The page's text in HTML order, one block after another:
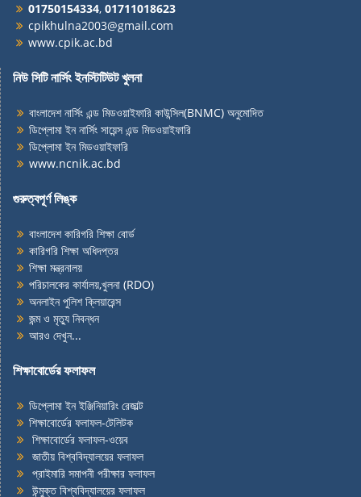
01750154334, 01711018623
cpikhulna2003@gmail.com
www.cpik.ac.bd
নিউ সিটি নার্সিং ইনস্টিটিউট খুলনা
বাংলাদেশ নার্সিং এন্ড মিডওয়াইফারি কাউন্সিল(BNMC) অনুমোদিত
ডিপ্লোমা ইন নার্সিং সায়েন্স এন্ড মিডওয়াইফারি
ডিপ্লোমা ইন মিডওয়াইফারি
www.ncnik.ac.bd
গুরুত্বপূর্ণ লিঙ্ক
বাংলাদেশ কারিগরি শিক্ষা বোর্ড
কারিগরি শিক্ষা অধিদপ্তর
শিক্ষা মন্ত্রনালয়
পরিচালকের কার্যালয়,খুলনা (RDO)
অনলাইন পুলিশ ক্লিয়ারেন্স
জন্মও মৃত্যু নিবন্ধন
আরও দেখুন...
শিক্ষাবোর্ডের ফলাফল
ডিপ্লোমা ইন ইঞ্জিনিয়ারিং রেজাল্ট
শিক্ষাবোর্ডের ফলাফল-টেলিটক
শিক্ষাবোর্ডের ফলাফল-ওয়েব
জাতীয় বিশ্ববিদ্যালয়ের ফলাফল
প্রাইমারি সমাপনী পরীক্ষার ফলাফল
উন্মুক্ত বিশ্ববিদ্যালয়ের ফলাফল